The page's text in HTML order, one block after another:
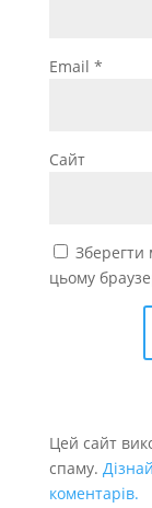
Email *
Сайт
Зберегти
цьому
Цей сайт
спаму.
коментарів.